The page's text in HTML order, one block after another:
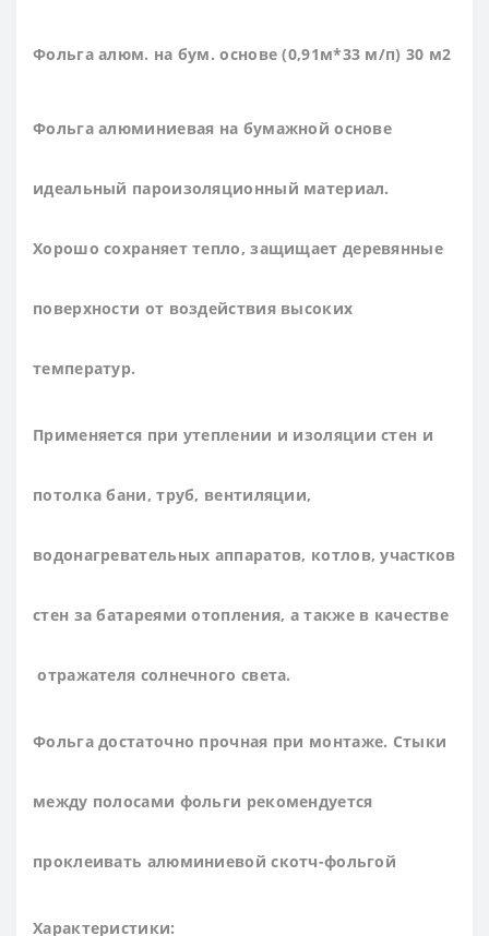
Фольга алюм. на бум. основе (0,91м*33 м/п) 30 м2
Фольга алюминиевая на бумажной основе
идеальный пароизоляционный материал.
Хорошо сохраняет тепло, защищает деревянные
поверхности от воздействия высоких
температур.
Применяется при утеплении и изоляции стен и
потолка бани, труб, вентиляции,
водонагревательных аппаратов, котлов, участков
стен за батареями отопления, а также в качестве
отражателя солнечного света.
Фольга достаточно прочная при монтаже. Стыки
между полосами фольги рекомендуется
проклеивать алюминиевой скотч-фольгой
Характеристики: